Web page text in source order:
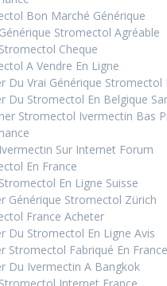
Bon Marché Générique
Stromectol Agréable
Cheque
A Vendre En Ligne
Du Vrai Générique Stromectol
Du Stromectol En Belgique
Stromectol Ivermectin Bas
Sur Internet Forum
En France
En Ligne Suisse
Générique Stromectol Zürich
France Acheter
Du Stromectol En Ligne Avis
Stromectol Fabriqué En France
Du Ivermectin A Bangkok